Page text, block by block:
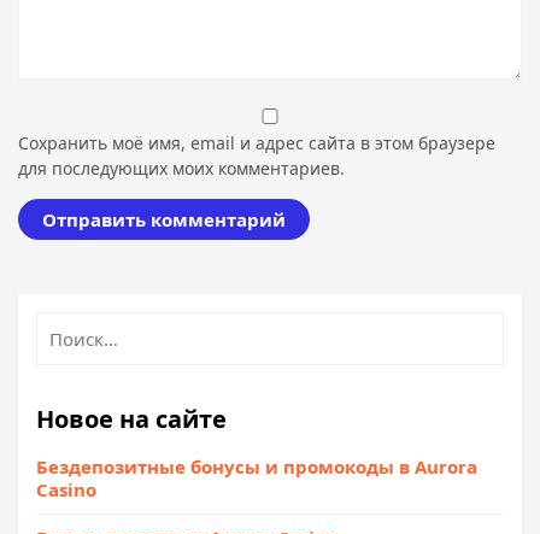
Сохранить моё имя, email и адрес сайта в этом браузере
для последующих моих комментариев.
Новое на сайте
Бездепозитные бонусы и промокоды в Aurora
Casino